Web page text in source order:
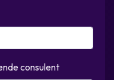
consulent